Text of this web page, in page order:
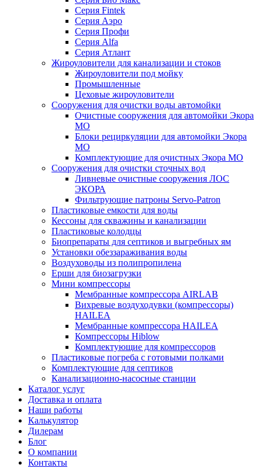
Серия Fintek
Серия Аэро
Серия Профи
Серия Alfa
Серия Атлант
Жироуловители для канализации и стоков
Жироуловители под мойку
Промышленные
Цеховые жироуловители
Сооружения для очистки воды автомойки
Очистные сооружения для автомойки Экора
МО
Блоки рециркуляции для автомойки Экора
МО
Комплектующие для очистных Экора МО
Сооружения для очистки сточных вод
Ливневые очистные сооружения ЛОС
ЭКОРА
Фильтрующие патроны Servo-Patron
Пластиковые емкости для воды
Кессоны для скважины и канализации
Пластиковые колодцы
Биопрепараты для септиков и выгребных ям
Установки обеззараживания воды
Воздуховоды из полипропилена
Ерши для биозагрузки
Мини компрессоры
Мембранные компрессора AIRLAB
Вихревые воздуходувки (компрессоры)
HAILEA
Мембранные компрессора HAILEA
Компрессоры Hiblow
Комплектующие для компрессоров
Пластиковые погреба с готовыми полками
Комплектующие для септиков
Канализационно-насосные станции
Каталог услуг
Доставка и оплата
Наши работы
Калькулятор
Дилерам
Блог
О компании
Контакты